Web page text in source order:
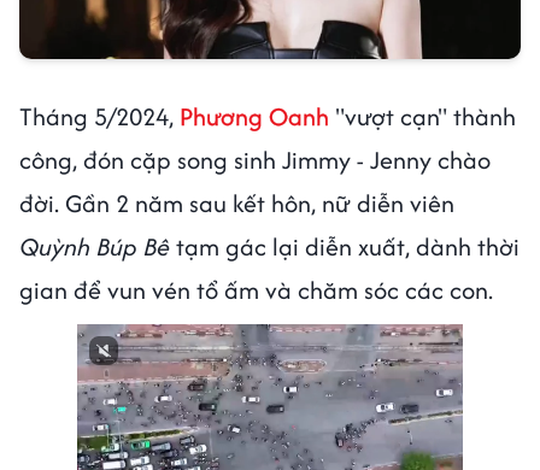
Tháng 5/2024, Phương Oanh "vượt cạn" thành
công, đón cặp song sinh Jimmy - Jenny chào
đời. Gần 2 năm sau kết hôn, nữ diễn viên
Quỳnh Búp Bêtạm gác lại diễn xuất, dành thời
gian để vun vén tổ ấm và chăm sóc các con.